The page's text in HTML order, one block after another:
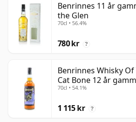
Benrinnes 11 år
the Glen
70cl • 56.4%
780 kr ?
Benrinnes Whisky
Cat Bone 12 år
70cl • 54.1%
1 115 kr ?